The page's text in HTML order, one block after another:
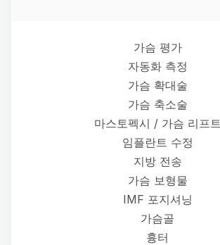
가슴 평가
자동화 측정
가슴 확대술
가슴 축소술
마스토펙시 / 가슴 리프트
임플란트 수정
지방 전송
가슴 보형물
IMF 포지셔닝
가슴골
흉터